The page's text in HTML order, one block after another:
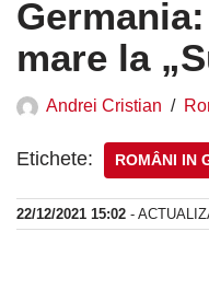
mare la
Andrei Cristian
Etichete: ROMÂNI IN
22/12/2021 15:02 -